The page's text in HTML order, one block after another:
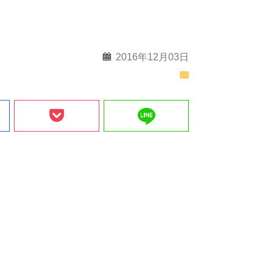
calendar 2016年12月03日
folder
line